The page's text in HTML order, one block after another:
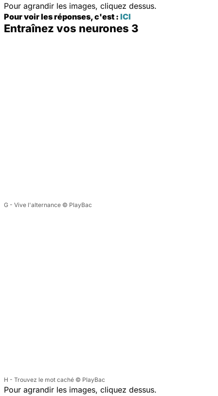
Pour agrandir les images, cliquez dessus.
Pour voir les réponses, c'est : ICI
Entraînez vos neurones 3
G - Vive l'alternance © PlayBac
H - Trouvez le mot caché © PlayBac
Pour agrandir les images, cliquez dessus.